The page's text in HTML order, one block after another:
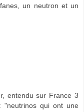
un neutron et un
entendu sur France 3
"neutrinos qui ont une